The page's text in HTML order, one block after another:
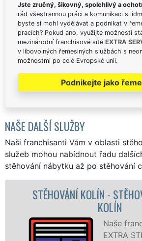
Jste zručný, šikovný, spolehlivý a
rád všestrannou práci a komunikaci s
byste si mohl vydělávat a podnikat v
pracích? Pokud ano, využijte možnosti
mezinárodní franchisové sítě EXTRA
v libovolných řemeslných službách s
možnostmi po celé Evropské unii.
Podnikejte jako
NAŠE DALŠÍ SLUŽBY
Naši franchisanti Vám v oblasti
služeb mohou nabídnout řadu
stěhování nábytku až po stěhování
STĚHOVACÍ PRÁCE
franchisová síť
STĚHOVÁNÍ vám